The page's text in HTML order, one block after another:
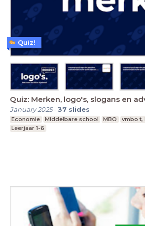
Quiz: Merken, logo's, slogans en
January 2025-37 slides
Economie Middelbare school MBO
vmbo t,
Leerjaar 1-6
Quiz!